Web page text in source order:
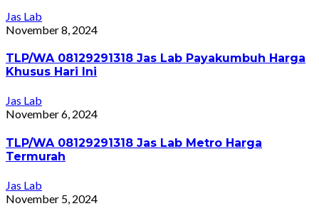
Jas Lab
November 8, 2024
TLP/WA 08129291318 Jas Lab Payakumbuh Harga
Khusus Hari Ini
Jas Lab
November 6, 2024
TLP/WA 08129291318 Jas Lab Metro Harga
Termurah
Jas Lab
November 5, 2024